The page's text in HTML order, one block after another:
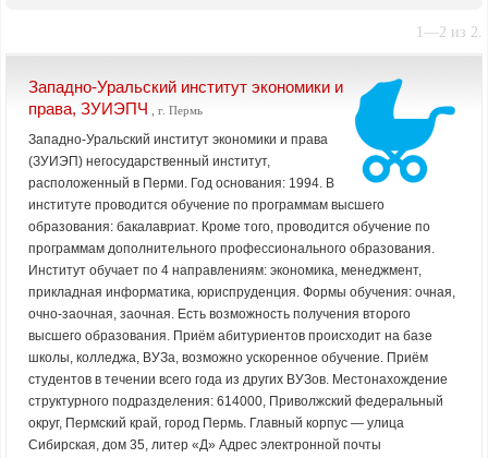
1—2 из 2.
Западно-Уральский институт экономики и
права, ЗУИЭПЧ
, г. Пермь
Западно-Уральский институт экономики и права
(ЗУИЭП) негосударственный институт,
расположенный в Перми. Год основания: 1994. В
институте проводится обучение по программам высшего
образования: бакалавриат. Кроме того, проводится обучение по
программам дополнительного профессионального образования.
Институт обучает по 4 направлениям: экономика, менеджмент,
прикладная информатика, юриспруденция. Формы обучения: очная,
очно-заочная, заочная. Есть возможность получения второго
высшего образования. Приём абитуриентов происходит на базе
школы, колледжа, ВУЗа, возможно ускоренное обучение. Приём
студентов в течении всего года из других ВУЗов. Местонахождение
структурного подразделения: 614000, Приволжский федеральный
округ, Пермский край, город Пермь. Главный корпус — улица
Сибирская, дом 35, литер «Д» Адрес электронной почты